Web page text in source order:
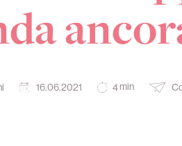
16.06.2021 4min